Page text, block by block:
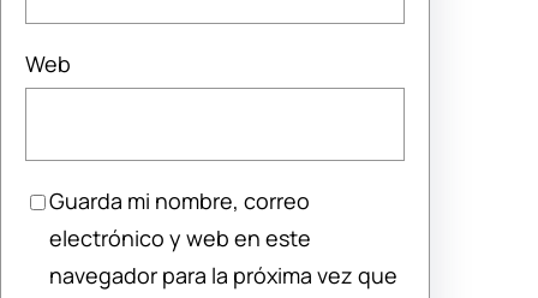
Web
Guarda mi nombre, correo
electrónico y web en este
navegador para la próxima vez que